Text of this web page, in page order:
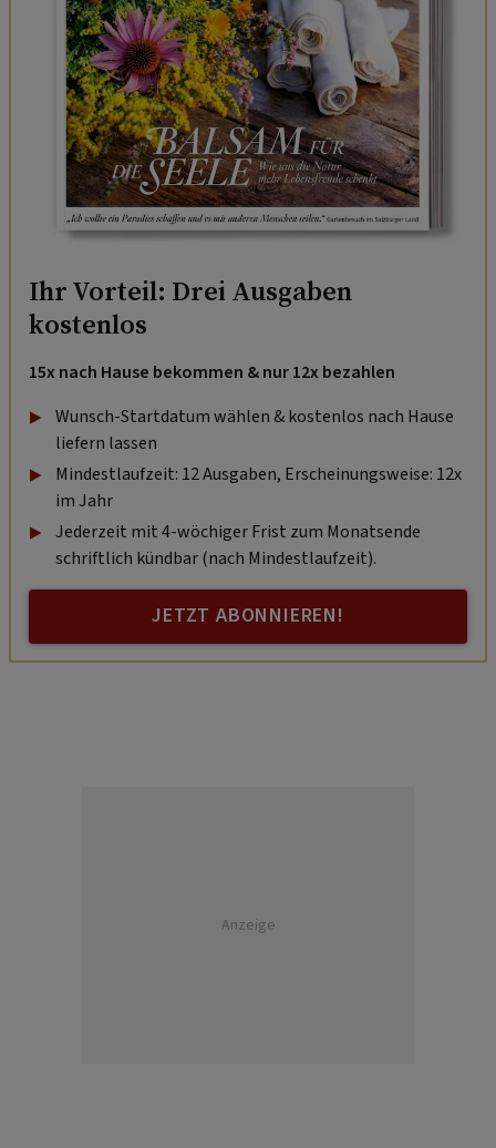
Ihr Vorteil: Drei Ausgaben
kostenlos
15x nach Hause bekommen & nur 12x bezahlen
Wunsch-Startdatum wählen & kostenlos nach Hause
liefern lassen
Mindestlaufzeit: 12 Ausgaben, Erscheinungsweise: 12x
im Jahr
Jederzeit mit 4-wöchiger Frist zum Monatsende
schriftlich kündbar (nach Mindestlaufzeit).
JETZT ABONNIEREN!
Anzeige